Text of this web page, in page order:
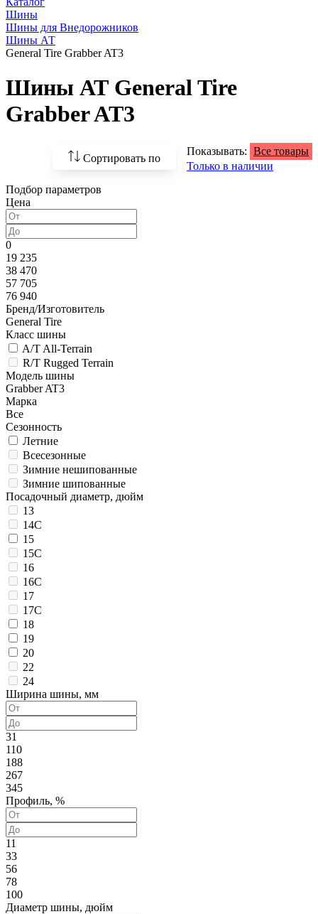
Шины
Шины для Внедорожников
Шины АТ
General Tire Grabber AT3
Шины АТ General Tire
Grabber AT3
Сортировать по
По возрастанию
По популярности
Показывать: Все товары
Только в наличии
Подбор параметров
Цена
0
19 235
38 470
57 705
76 940
Бренд/Изготовитель
General Tire
Класс шины
A/T All-Terrain
R/T Rugged Terrain
Модель шины
Grabber AT3
Марка
Все
Сезонность
Летние
Всесезонные
Зимние нешипованные
Зимние шипованные
Посадочный диаметр, дюйм
13
14C
15
15C
16
16C
17
17C
18
19
20
22
24
Ширина шины, мм
31
110
188
267
345
Профиль, %
11
33
56
78
100
Диаметр шины, дюйм